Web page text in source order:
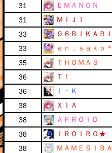
31
ＥＭＡＮＯＮ
31
ＭＩＪＩ
33
９６ＢＩＫＡＲＩ
33
ｅｎ．ｓａｋｏ＊
35
ＴＨＯＭＡＳ
36
Ｔ！
36
Ｉ・Ｋ
38
ＸＩＡ
38
ＡＦＲＯＩＤ
38
ＩＲＯＩＲＯ★
38
ＭＡＭＥＳＩＢＡ